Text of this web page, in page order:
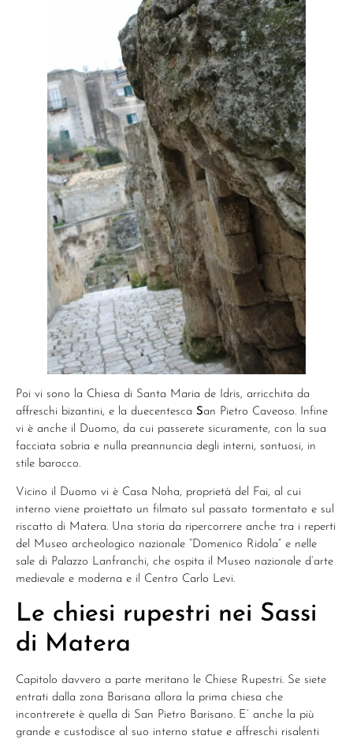
Poi vi sono la Chiesa di Santa Maria de Idris, arricchita da
affreschi bizantini, e la duecentesca San Pietro Caveoso. Infine
vi è anche il Duomo, da cui passerete sicuramente, con la sua
facciata sobria e nulla preannuncia degli interni, sontuosi, in
stile barocco.
Vicino il Duomo vi è Casa Noha, proprietà del Fai, al cui
interno viene proiettato un filmato sul passato tormentato e sul
riscatto di Matera. Una storia da ripercorrere anche tra i reperti
del Museo archeologico nazionale “Domenico Ridola” e nelle
sale di Palazzo Lanfranchi, che ospita il Museo nazionale d’arte
medievale e moderna e il Centro Carlo Levi.
Le chiesi rupestri nei Sassi
di Matera
Capitolo davvero a parte meritano le Chiese Rupestri. Se siete
entrati dalla zona Barisana allora la prima chiesa che
incontrerete è quella di San Pietro Barisano. E’ anche la più
grande e custodisce al suo interno statue e affreschi risalenti